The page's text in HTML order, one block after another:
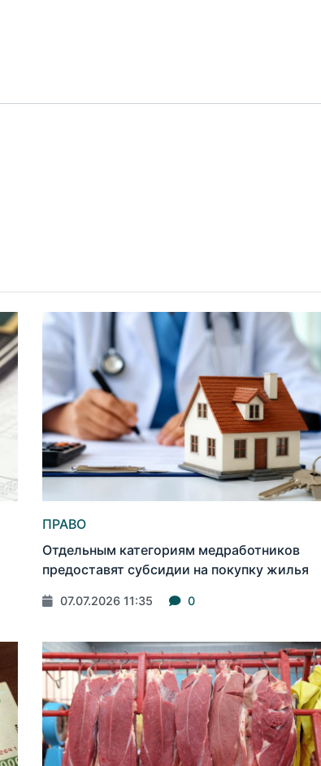
ПРАВО
Отдельным категориям медработников
предоставят субсидии на покупку жилья
07.07.2026 11:35 0